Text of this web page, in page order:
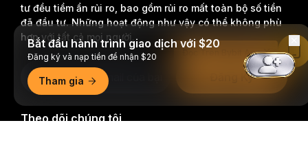
tư đều tiềm ẩn rủi ro, bao gồm rủi ro mất toàn bộ số tiền
đã đầu tư. Những hoạt động như vậy có thể không phù
hợp với tất cả mọi người.
Đăng Ký
Theo dõi chúng tôi
Bắt đầu hành trình giao dịch với $20
Đăng ký và nạp tiền để nhận $20
Tham gia
Đọc Trên Bybit App